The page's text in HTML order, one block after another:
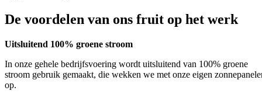
De voordelen van ons fruit op het werk
Uitsluitend 100% groene stroom
In onze gehele bedrijfsvoering wordt uitsluitend van 100% groene
stroom gebruik gemaakt, die wekken we met onze eigen
op.